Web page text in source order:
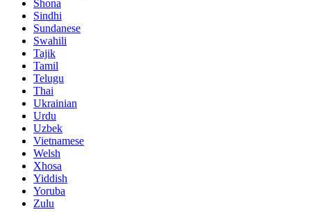
Shona
Sindhi
Sundanese
Swahili
Tajik
Tamil
Telugu
Thai
Ukrainian
Urdu
Uzbek
Vietnamese
Welsh
Xhosa
Yiddish
Yoruba
Zulu